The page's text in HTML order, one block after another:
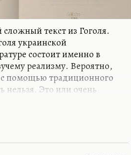
текст из Гоголя.
украинской
состоит именно в
реализму. Вероятно,
помощью традиционного
нельзя. Это или очень
вещь, как война. Потому
терпят такой